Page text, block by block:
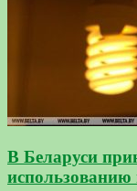
В Беларуси
использованию